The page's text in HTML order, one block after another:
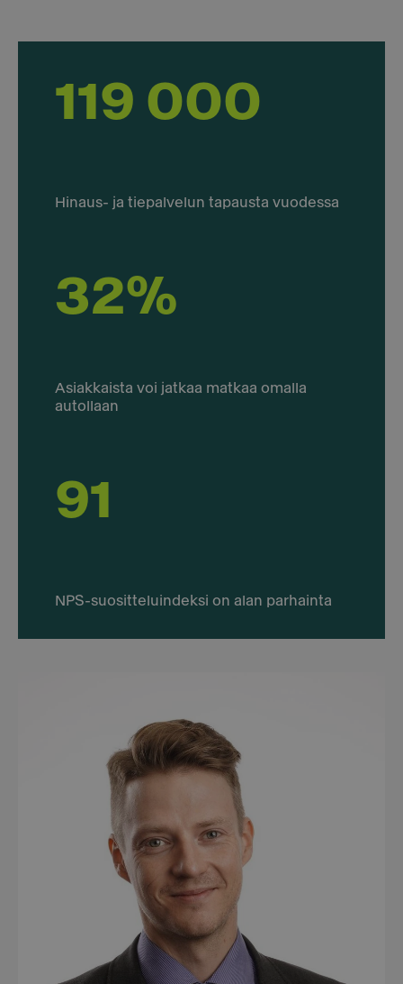
119 000
Hinaus- ja tiepalvelun tapausta vuodessa
32%
Asiakkaista voi jatkaa matkaa omalla
autollaan
91
NPS-suositteluindeksi on alan parhainta